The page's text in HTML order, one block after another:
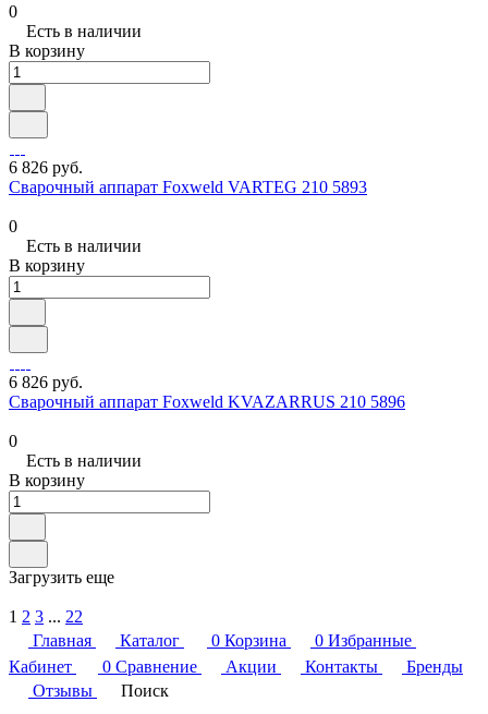
0
Есть в наличии
В корзину
6 826 руб.
Сварочный аппарат Foxweld VARTEG 210 5893
0
Есть в наличии
В корзину
6 826 руб.
Сварочный аппарат Foxweld KVAZARRUS 210 5896
0
Есть в наличии
В корзину
Загрузить еще
1 2 3 ... 22
Главная
Каталог 0 Корзина 0 Избранные
Кабинет
0 Сравнение Акции Контакты
Бренды
Отзывы
Поиск